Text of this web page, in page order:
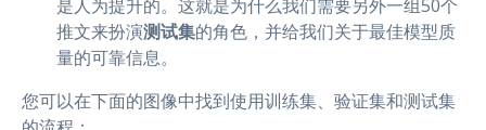
是人为提升的。这就是为什么我们需要另外一组50个
推文来扮演测试集的角色，并给我们关于最佳模型质
量的可靠信息。
您可以在下面的图像中找到使用训练集、验证集和测试集